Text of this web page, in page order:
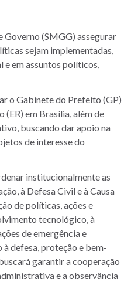
Governo (SMGG) assegurar
sejam implementadas,
em assuntos políticos,
o Gabinete do Prefeito (GP)
(ER) em Brasília, além de
buscando dar apoio na
de interesse do
institucionalmente as
à Defesa Civil e à Causa
de políticas, ações e
tecnológico, à
de emergência e
defesa, proteção e bem-
garantir a cooperação
e a observância